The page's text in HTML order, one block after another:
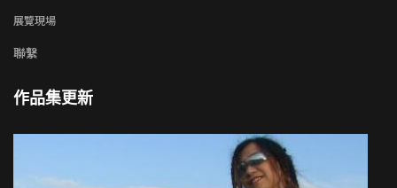
展覽現場
聯繫
作品集更新